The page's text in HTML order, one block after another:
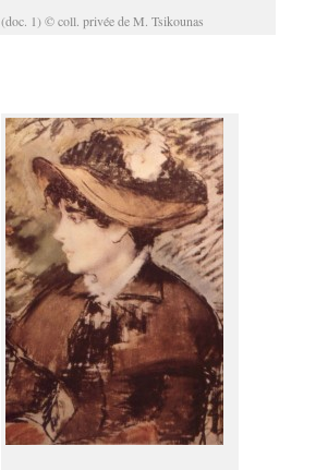
(doc. 1) © coll. privée de M. Tsikounas